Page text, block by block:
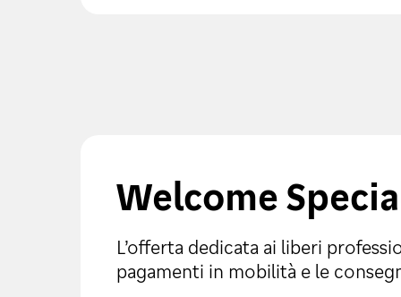
Welcome
L’offerta dedicata ai liberi
pagamenti in mobilità e le